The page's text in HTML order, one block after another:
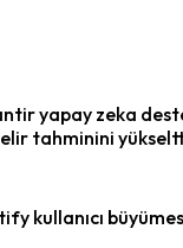
yapay zeka
tahminini
kullanıcı